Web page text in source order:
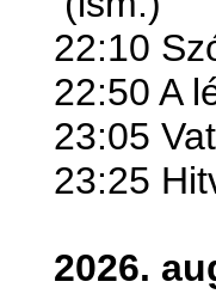
22:10
22:50 A
23:05
23:25
2026.